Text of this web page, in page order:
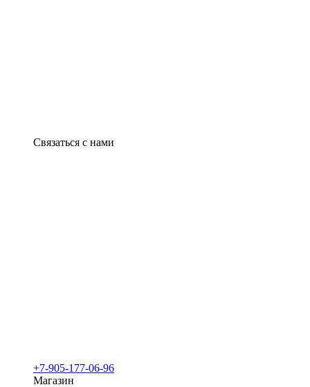
Связаться с нами
+7-905-177-06-96
Магазин